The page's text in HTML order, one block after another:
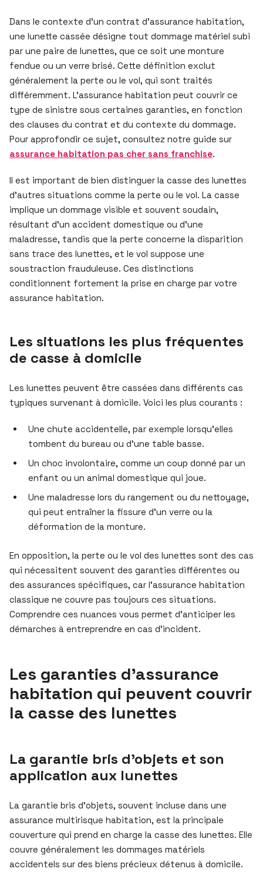
Dans le contexte d’un contrat d’assurance habitation,
une lunette cassée désigne tout dommage matériel subi
par une paire de lunettes, que ce soit une monture
fendue ou un verre brisé. Cette définition exclut
généralement la perte ou le vol, qui sont traités
différemment. L’assurance habitation peut couvrir ce
type de sinistre sous certaines garanties, en fonction
des clauses du contrat et du contexte du dommage.
Pour approfondir ce sujet, consultez notre guide sur
assurance habitation pas cher sans franchise.
Il est important de bien distinguer la casse des lunettes
d’autres situations comme la perte ou le vol. La casse
implique un dommage visible et souvent soudain,
résultant d’un accident domestique ou d’une
maladresse, tandis que la perte concerne la disparition
sans trace des lunettes, et le vol suppose une
soustraction frauduleuse. Ces distinctions
conditionnent fortement la prise en charge par votre
assurance habitation.
Les situations les plus fréquentes
de casse à domicile
Les lunettes peuvent être cassées dans différents cas
typiques survenant à domicile. Voici les plus courants :
Une chute accidentelle, par exemple lorsqu’elles
tombent du bureau ou d’une table basse.
Un choc involontaire, comme un coup donné par un
enfant ou un animal domestique qui joue.
Une maladresse lors du rangement ou du nettoyage,
qui peut entraîner la fissure d’un verre ou la
déformation de la monture.
En opposition, la perte ou le vol des lunettes sont des cas
qui nécessitent souvent des garanties différentes ou
des assurances spécifiques, car l’assurance habitation
classique ne couvre pas toujours ces situations.
Comprendre ces nuances vous permet d’anticiper les
démarches à entreprendre en cas d’incident.
Les garanties d’assurance
habitation qui peuvent couvrir
la casse des lunettes
La garantie bris d’objets et son
application aux lunettes
La garantie bris d’objets, souvent incluse dans une
assurance multirisque habitation, est la principale
couverture qui prend en charge la casse des lunettes. Elle
couvre généralement les dommages matériels
accidentels sur des biens précieux détenus à domicile.